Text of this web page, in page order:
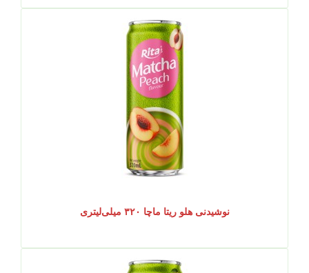
نوشیدنی هلو ریتا ماچا ۳۲۰ میلی‌لیتری